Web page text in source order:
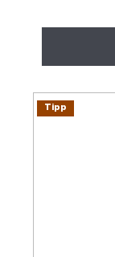
Tipp